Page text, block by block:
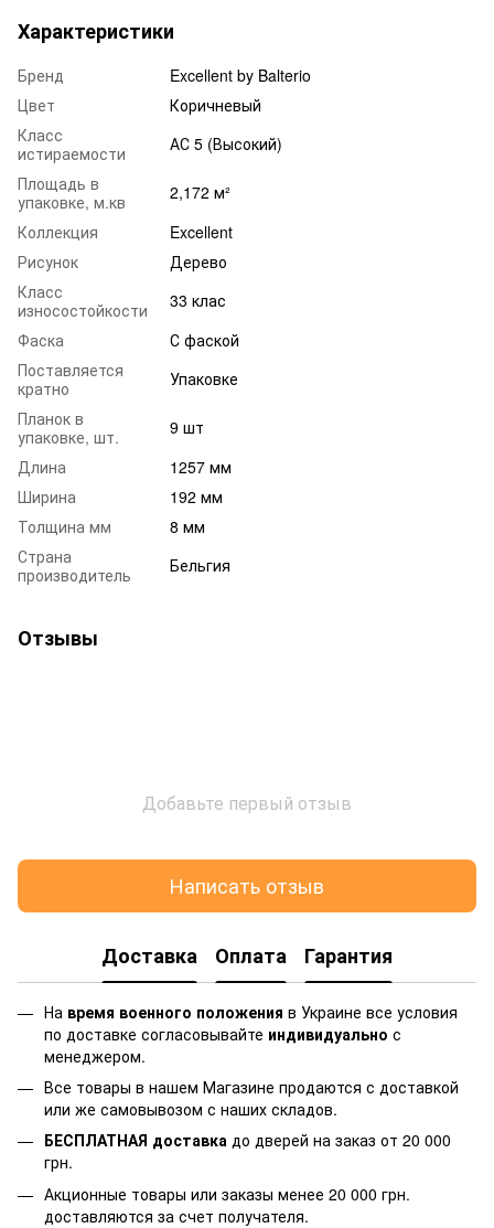
Характеристики
Бренд
Excellent by Balterio
Цвет
Коричневый
Класс
истираемости
АС 5 (Высокий)
Площадь в
упаковке, м.кв
2,172 м²
Коллекция
Excellent
Рисунок
Дерево
Класс
износостойкости
33 клас
Фаска
С фаской
Поставляется
кратно
Упаковке
Планок в
упаковке, шт.
9 шт
Длина
1257 мм
Ширина
192 мм
Толщина мм
8 мм
Страна
производитель
Бельгия
Отзывы
Добавьте первый отзыв
Написать отзыв
Доставка Оплата Гарантия
На время военного положения в Украине все условия
по доставке согласовывайте индивидуально с
менеджером.
Все товары в нашем Магазине продаются с доставкой
или же самовывозом с наших складов.
БЕСПЛАТНАЯ доставка до дверей на заказ от 20 000
грн.
Акционные товары или заказы менее 20 000 грн.
доставляются за счет получателя.